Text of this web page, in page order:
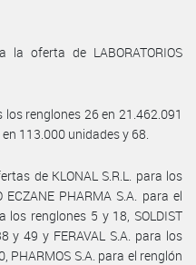
la oferta de LABORATORIOS
los renglones 26 en 21.462.091
113.000 unidades y 68.
de KLONAL S.R.L. para los
PHARMA S.A. para el
los renglones 5 y 18, SOLDIST
y 49 y FERAVAL S.A. para los
PHARMOS S.A. para el renglón